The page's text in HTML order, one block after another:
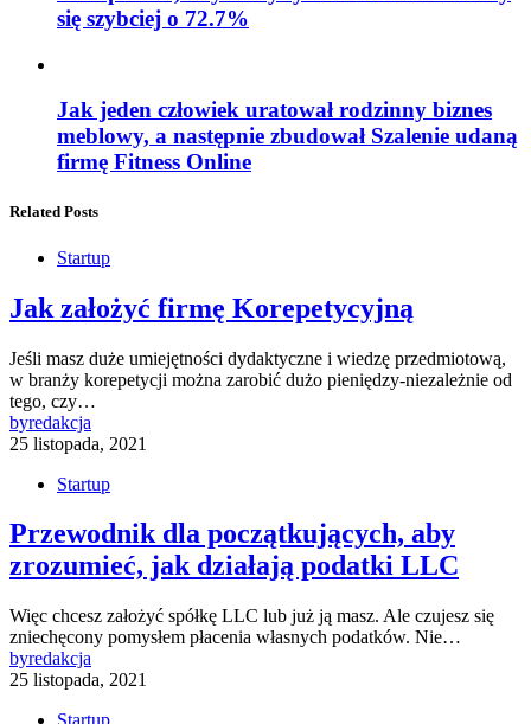
się szybciej o 72.7%
Jak jeden człowiek uratował rodzinny biznes
meblowy, a następnie zbudował Szalenie udaną
firmę Fitness Online
Related Posts
Startup
Jak założyć firmę Korepetycyjną
Jeśli masz duże umiejętności dydaktyczne i wiedzę przedmiotową,
w branży korepetycji można zarobić dużo pieniędzy-niezależnie od
tego, czy…
byredakcja
25 listopada, 2021
Startup
Przewodnik dla początkujących, aby
zrozumieć, jak działają podatki LLC
Więc chcesz założyć spółkę LLC lub już ją masz. Ale czujesz się
zniechęcony pomysłem płacenia własnych podatków. Nie…
byredakcja
25 listopada, 2021